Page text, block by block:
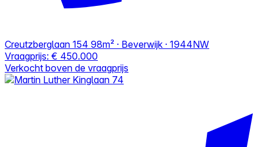
Creutzberglaan 154 98m² · Beverwijk · 1944NW
Vraagprijs: € 450.000
Verkocht boven de vraagprijs